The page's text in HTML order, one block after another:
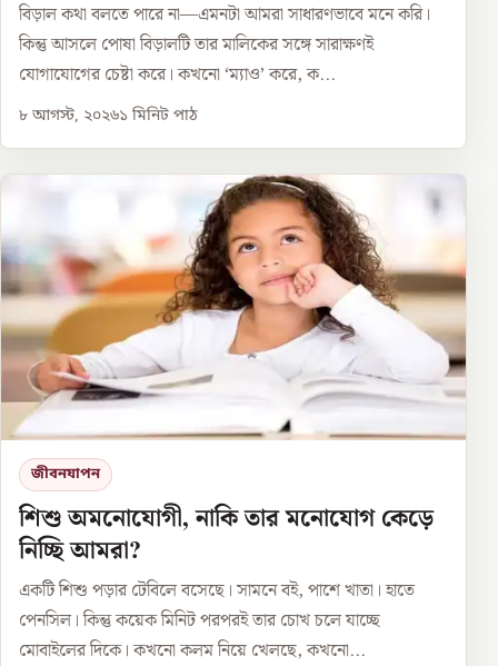
বিড়াল কথা বলতে পারে না—এমনটা আমরা সাধারণভাবে মনে করি।
কিন্তু আসলে পোষা বিড়ালটি তার মালিকের সঙ্গে সারাক্ষণই
যোগাযোগের চেষ্টা করে। কখনো ‘ম্যাও’ করে, ক...
৮ আগস্ট, ২০২৬১ মিনিট পাঠ
জীবনযাপন
শিশু অমনোযোগী, নাকি তার মনোযোগ কেড়ে
নিচ্ছি আমরা?
একটি শিশু পড়ার টেবিলে বসেছে। সামনে বই, পাশে খাতা। হাতে
পেনসিল। কিন্তু কয়েক মিনিট পরপরই তার চোখ চলে যাচ্ছে
মোবাইলের দিকে। কখনো কলম নিয়ে খেলছে, কখনো...